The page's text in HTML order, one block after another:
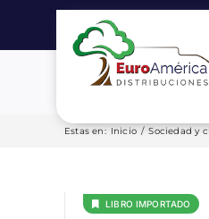
contenido
Estas en: Inicio / Sociedad y
LIBRO IMPORTADO